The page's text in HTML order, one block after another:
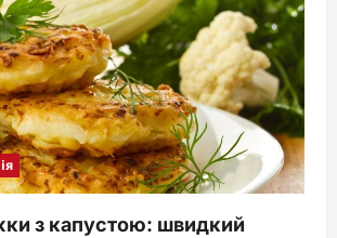
з капустою: швидкий